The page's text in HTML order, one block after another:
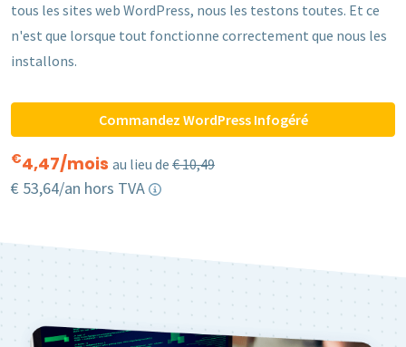
tous les sites web WordPress, nous les testons toutes. Et ce
n'est que lorsque tout fonctionne correctement que nous les
installons.
Commandez WordPress Infogéré
€4,47/mois au lieu de € 10,49
€ 53,64/an hors TVA